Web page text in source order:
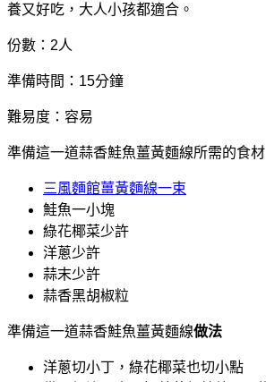
養又好吃，大人小孩都適合。
份數：2人
準備時間：15分鐘
難易度：容易
準備這一道蒜香鮭魚薑黃麵線所需的食材
三風麵館薑黃麵線一束
鮭魚一小塊
綠花椰菜少許
洋蔥少許
蒜末少許
蒜香黑胡椒粒
準備這一道蒜香鮭魚薑黃麵線做法
洋蔥切小丁，綠花椰菜也切小點